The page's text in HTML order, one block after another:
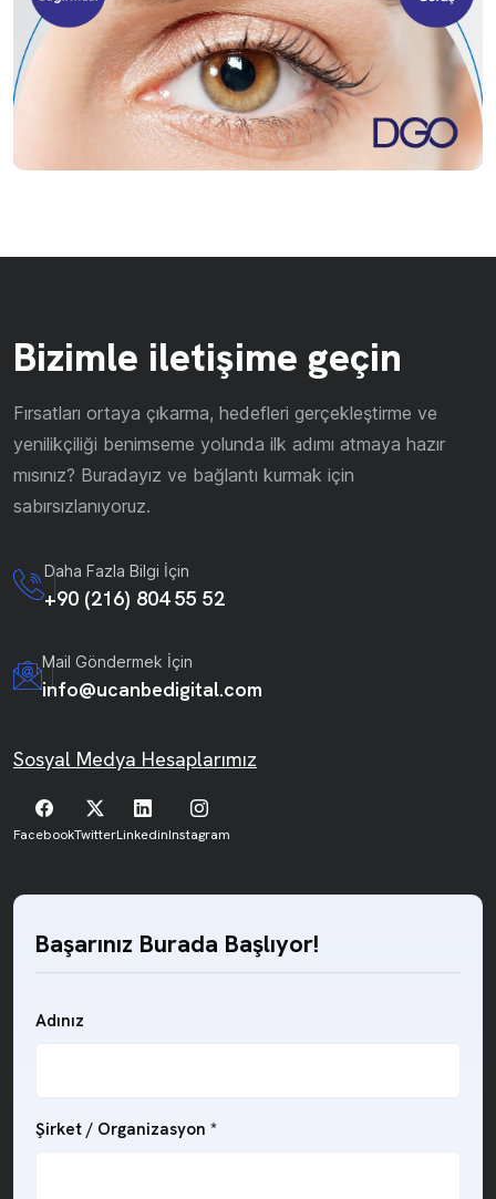
Bizimle iletişime geçin
Fırsatları ortaya çıkarma, hedefleri gerçekleştirme ve
yenilikçiliği benimseme yolunda ilk adımı atmaya hazır
mısınız? Buradayız ve bağlantı kurmak için
sabırsızlanıyoruz.
Daha Fazla Bilgi İçin
+90 (216) 804 55 52
Mail Göndermek İçin
info@ucanbedigital.com
Sosyal Medya Hesaplarımız
FacebookTwitterLinkedinInstagram
Başarınız Burada Başlıyor!
Adınız
Şirket / Organizasyon *